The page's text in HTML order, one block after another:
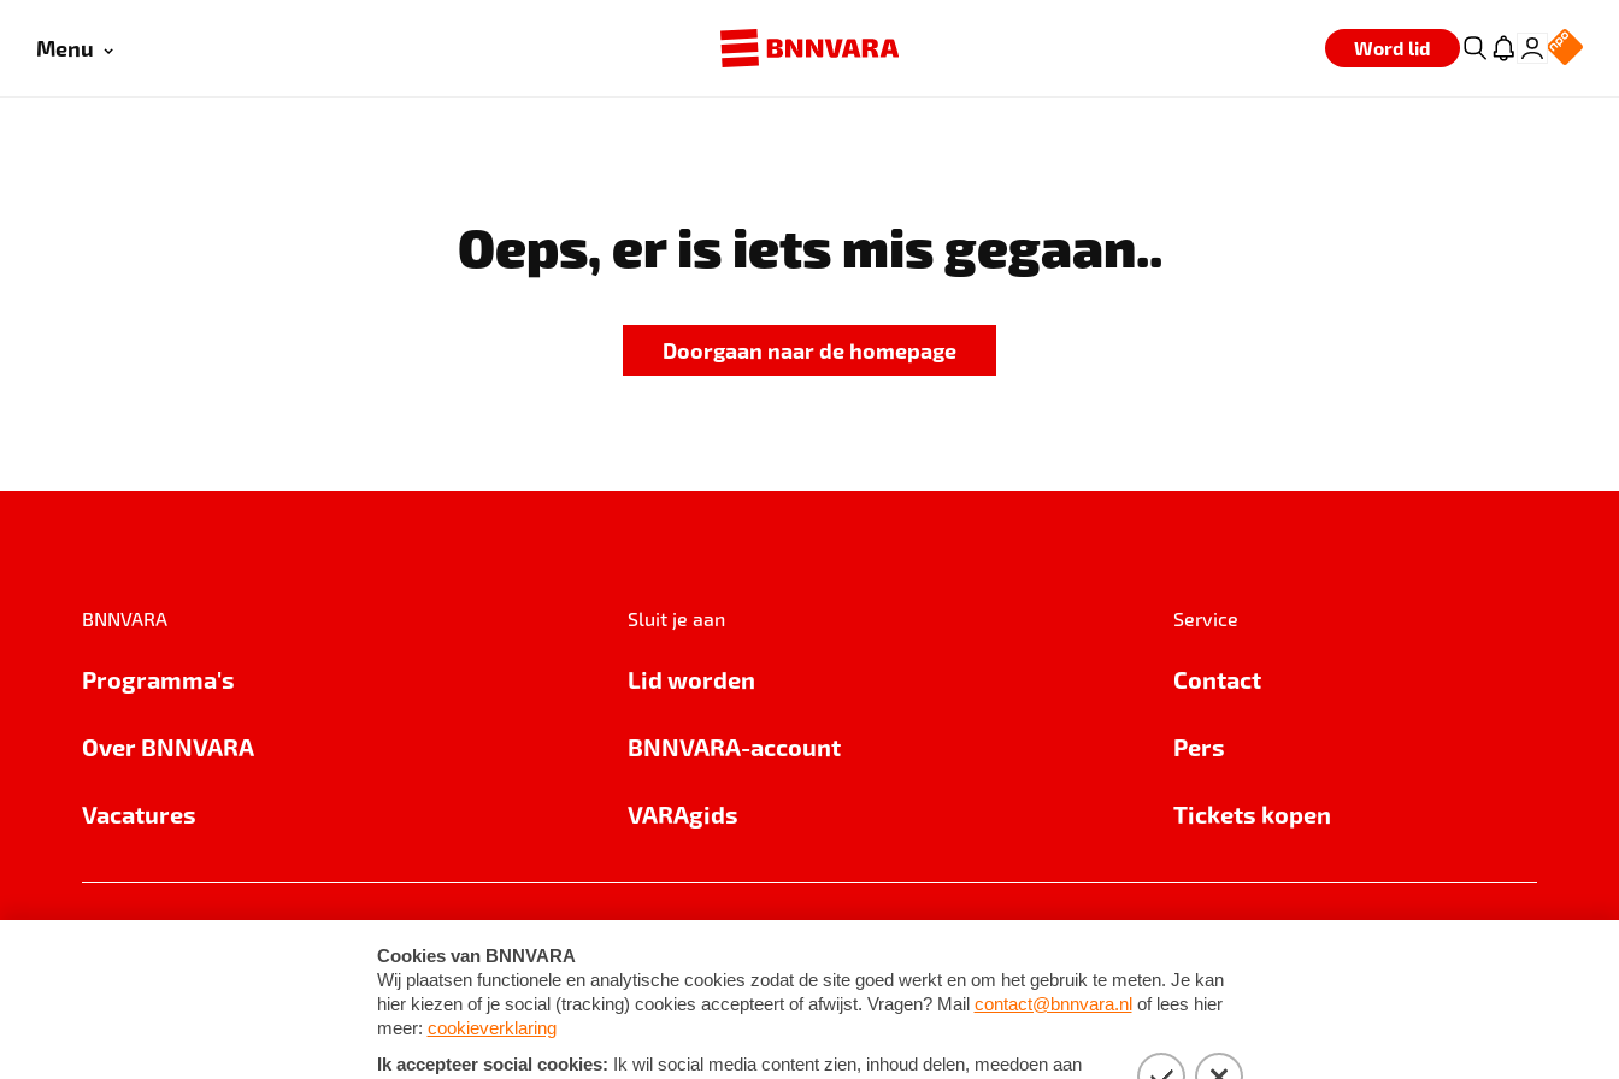
Menu Word lid
Oeps, er is iets mis gegaan..
Doorgaan naar de homepage
BNNVARA
Programma's
Over BNNVARA
Vacatures
Sluit je aan
Lid worden
BNNVARA-account
VARAgids
Service
Contact
Pers
Tickets kopen
Cookie-instellingen Algemene voorwaarden ©2026BNNVARA